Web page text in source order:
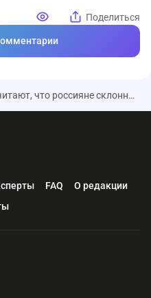
Поделиться
В ЦБ считают, что россияне склонны завышать оценку инфляции в 1,5-2 раза
FAQ
О редакции